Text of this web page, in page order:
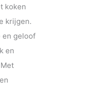
koken
krijgen.
en geloof
en